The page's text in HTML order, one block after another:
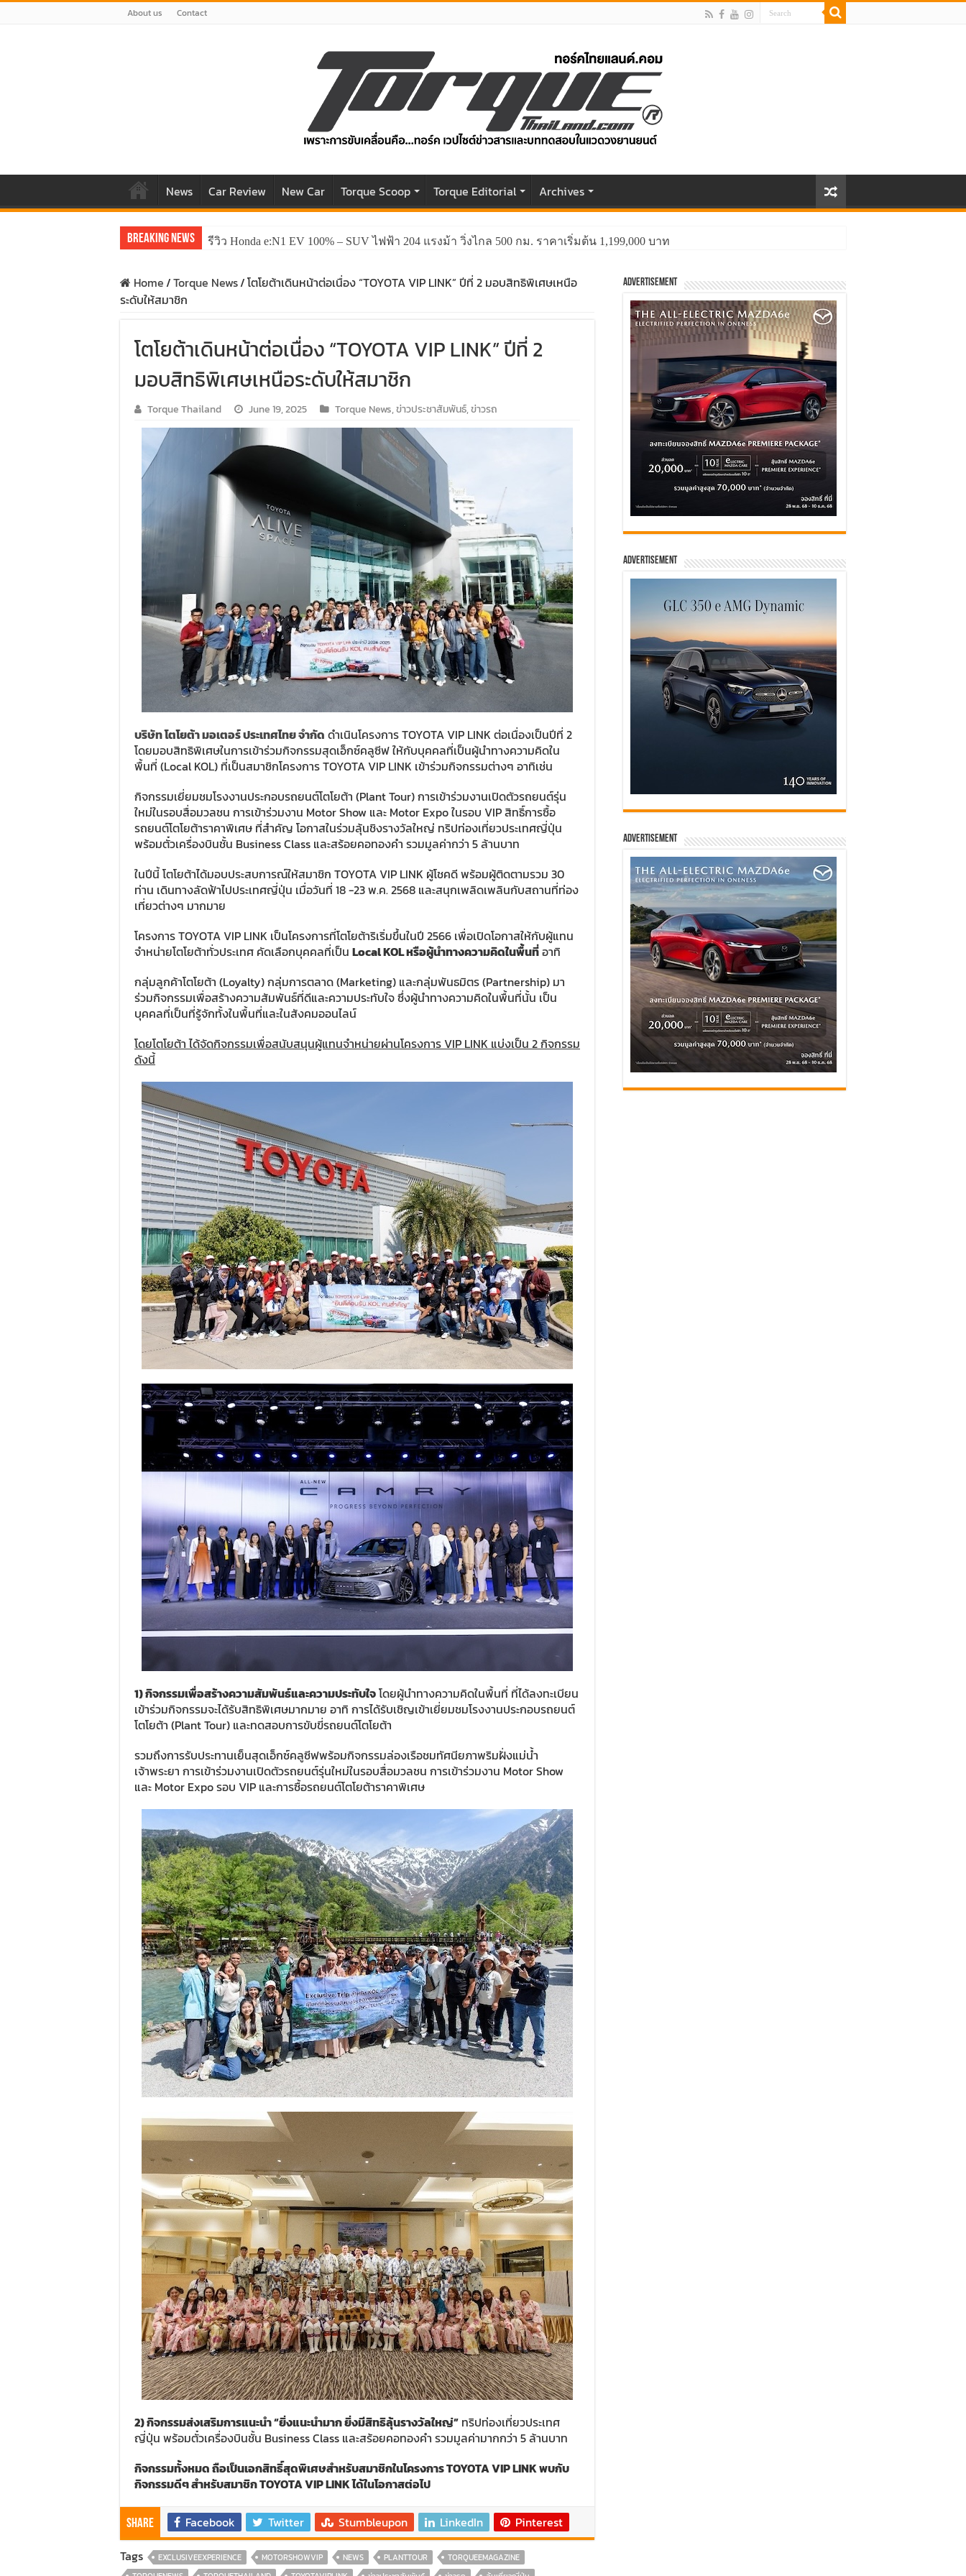
About us Contact
News Car Review New Car Torque Scoop Torque Editorial Archives
Breaking News รีวิว Honda e:N1 EV 100% – SUV ไฟฟ้า 204 แรงม้า วิ่งไกล 500 กม. ราคาเริ่มต้น 1,199,000 บาท
รีวิว ลองขับ All New GWM HAVAL H6 ปรับโฉมหน้าใหม่หล่อกว่าเดิม พร้อมสมรรถนะที่ดียิ่งกว่า
Home/Torque News/โตโยต้าเดินหน้าต่อเนื่อง “TOYOTA VIP LINK” ปีที่ 2 มอบสิทธิพิเศษเหนือ
ระดับให้สมาชิก
โตโยต้าเดินหน้าต่อเนื่อง “TOYOTA VIP LINK” ปีที่ 2
มอบสิทธิพิเศษเหนือระดับให้สมาชิก
Torque Thailand June 19, 2025 Torque News,ข่าวประชาสัมพันธ์,ข่าวรถ
บริษัท โตโยต้า มอเตอร์ ประเทศไทย จำกัด ดำเนินโครงการ TOYOTA VIP LINK ต่อเนื่องเป็นปีที่ 2
โดยมอบสิทธิพิเศษในการเข้าร่วมกิจกรรมสุดเอ็กซ์คลูซีฟ ให้กับบุคคลที่เป็นผู้นำทางความคิดใน
พื้นที่ (Local KOL) ที่เป็นสมาชิกโครงการ TOYOTA VIP LINK เข้าร่วมกิจกรรมต่างๆ อาทิเช่น
กิจกรรมเยี่ยมชมโรงงานประกอบรถยนต์โตโยต้า (Plant Tour) การเข้าร่วมงานเปิดตัวรถยนต์รุ่น
ใหม่ในรอบสื่อมวลชน การเข้าร่วมงาน Motor Show และ Motor Expo ในรอบ VIP สิทธิ์การซื้อ
รถยนต์โตโยต้าราคาพิเศษ ที่สำคัญ โอกาสในร่วมลุ้นชิงรางวัลใหญ่ ทริปท่องเที่ยวประเทศญี่ปุ่น
พร้อมตั๋วเครื่องบินชั้น Business Class และสร้อยคอทองคำ รวมมูลค่ากว่า 5 ล้านบาท
ในปีนี้ โตโยต้าได้มอบประสบการณ์ให้สมาชิก TOYOTA VIP LINK ผู้โชคดี พร้อมผู้ติดตามรวม 30
ท่าน เดินทางลัดฟ้าไปประเทศญี่ปุ่น เมื่อวันที่ 18 -23 พ.ค. 2568 และสนุกเพลิดเพลินกับสถานที่ท่อง
เที่ยวต่างๆ มากมาย
โครงการ TOYOTA VIP LINK เป็นโครงการที่โตโยต้าริเริ่มขึ้นในปี 2566 เพื่อเปิดโอกาสให้กับผู้แทน
จำหน่ายโตโยต้าทั่วประเทศ คัดเลือกบุคคลที่เป็น Local KOLหรือผู้นำทางความคิดในพื้นที่อาทิ
กลุ่มลูกค้าโตโยต้า (Loyalty) กลุ่มการตลาด (Marketing) และกลุ่มพันธมิตร (Partnership) มา
ร่วมกิจกรรมเพื่อสร้างความสัมพันธ์ที่ดีและความประทับใจ ซึ่งผู้นำทางความคิดในพื้นที่นั้น เป็น
บุคคลที่เป็นที่รู้จักทั้งในพื้นที่และในสังคมออนไลน์
โดยโตโยต้า ได้จัดกิจกรรมเพื่อสนับสนุนผู้แทนจำหน่ายผ่านโครงการ VIP LINK แบ่งเป็น 2 กิจกรรม
ดังนี้
1)กิจกรรมเพื่อสร้างความสัมพันธ์และความประทับใจโดยผู้นำทางความคิดในพื้นที่ ที่ได้ลงทะเบียน
เข้าร่วมกิจกรรมจะได้รับสิทธิพิเศษมากมาย อาทิ การได้รับเชิญเข้าเยี่ยมชมโรงงานประกอบรถยนต์
โตโยต้า (Plant Tour) และทดสอบการขับขี่รถยนต์โตโยต้า
รวมถึงการรับประทานเย็นสุดเอ็กซ์คลูซีฟพร้อมกิจกรรมล่องเรือชมทัศนียภาพริมฝั่งแม่น้ำ
เจ้าพระยา การเข้าร่วมงานเปิดตัวรถยนต์รุ่นใหม่ในรอบสื่อมวลชน การเข้าร่วมงาน Motor Show
และ Motor Expo รอบ VIP และการซื้อรถยนต์โตโยต้าราคาพิเศษ
2)กิจกรรมส่งเสริมการแนะนำ“ยิ่งแนะนำมาก ยิ่งมีสิทธิลุ้นรางวัลใหญ่” ทริปท่องเที่ยวประเทศ
ญี่ปุ่น พร้อมตั๋วเครื่องบินชั้น Business Class และสร้อยคอทองคำ รวมมูลค่ามากกว่า 5 ล้านบาท
กิจกรรมทั้งหมด ถือเป็นเอกสิทธิ์สุดพิเศษสำหรับสมาชิกในโครงการTOYOTA VIP LINKพบกับ
กิจกรรมดีๆ สำหรับสมาชิกTOYOTA VIP LINKได้ในโอกาสต่อไป
Share Facebook Twitter Stumbleupon LinkedIn
Pinterest
Tags
EXCLUSIVEEXPERIENCE MOTORSHOWVIP NEWS PLANTTOUR
TORQUEEMAGAZINE
Advertisement
Advertisement
Advertisement